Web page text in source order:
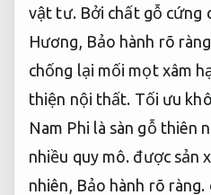
vật tư. Bởi chất gỗ cứng
Hương, Bảo hành rõ
chống lại mối mọt xâm
thiện nội thất. Tối ưu
Nam Phi là sàn gỗ thiên
nhiều quy mô. được sản
nhiên, Bảo hành rõ ràng.